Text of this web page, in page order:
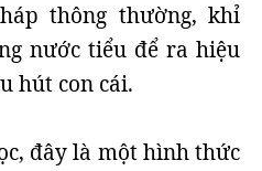
thông thường, khỉ
nước tiểu để ra hiệu
hút con cái.
đây là một hình thức